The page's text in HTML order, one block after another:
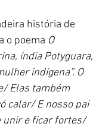
história de
o poema O
índia Potyguara,
indígena”. O
Elas também
calar/ E nosso pai
unir e ficar fortes/